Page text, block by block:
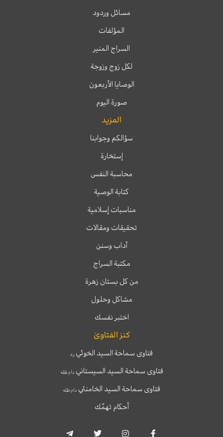
مسائل وردود
المؤلفات
السراج المنير
لكل زوج وزوجة
الوصايا الأربعون
صورة اليوم
المزيد
سؤالكم وجوابنا
إستخارة
محاسبة النفس
كتابة الوصية
مناسبات إسلامية
تحقيقات ومقالات
آداب وسنن
مكتبة السراج
من كل بستان زهرة
مشاكل وحلول
اختبر نفسك
كنز الفتاوىٰ
فتاوى سماحة السيد الخوئيره
فتاوى سماحة السيد السيستانيدام ظله
فتاوى سماحة السيد الخامنئي دام ظله
أحكام تهمّك
c
s
i
l